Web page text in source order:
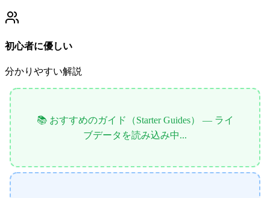
初心者に優しい
分かりやすい解説
📚 おすすめのガイド（Starter Guides） — ライ
ブデータを読み込み中...